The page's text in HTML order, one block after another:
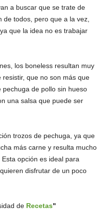
a buscar que se trate de
todos, pero que a la vez,
que la idea no es trabajar
los boneless resultan muy
que no son más que
de pollo sin hueso
una salsa que puede ser
trozos de pechuga, ya que
más carne y resulta mucho
opción es ideal para
disfrutar de un poco
de Recetas"